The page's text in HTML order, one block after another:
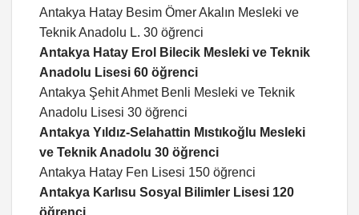
Antakya Hatay Besim Ömer Akalın Mesleki ve
Teknik Anadolu L. 30 öğrenci
Antakya Hatay Erol Bilecik Mesleki ve Teknik
Anadolu Lisesi 60 öğrenci
Antakya Şehit Ahmet Benli Mesleki ve Teknik
Anadolu Lisesi 30 öğrenci
Antakya Yıldız-Selahattin Mıstıkoğlu Mesleki
ve Teknik Anadolu 30 öğrenci
Antakya Hatay Fen Lisesi 150 öğrenci
Antakya Karlısu Sosyal Bilimler Lisesi 120
öğrenci